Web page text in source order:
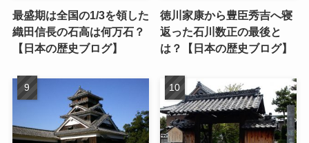
最盛期は全国の1/3を領した
織田信長の石高は何万石？
【日本の歴史ブログ】
徳川家康から豊臣秀吉へ寝
返った石川数正の最後と
は？【日本の歴史ブログ】